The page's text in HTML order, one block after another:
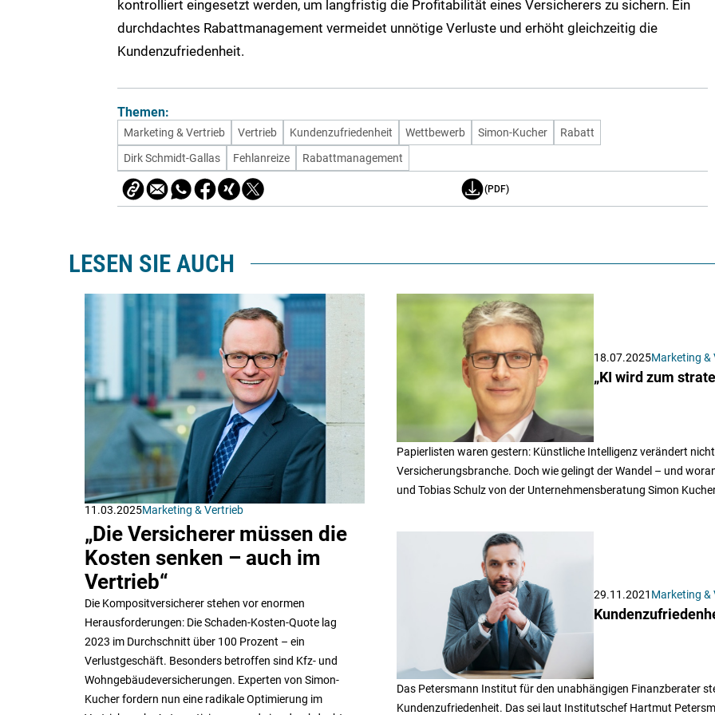
kontrolliert eingesetzt werden, um langfristig die Profitabilität eines Versicherers zu sichern. Ein
durchdachtes Rabattmanagement vermeidet unnötige Verluste und erhöht gleichzeitig die
Kundenzufriedenheit.
Themen:
Marketing & Vertrieb Vertrieb Kundenzufriedenheit Wettbewerb Simon-Kucher
Rabatt
Dirk Schmidt-Gallas
Fehlanreize Rabattmanagement
(PDF)
LESEN SIE AUCH
11.03.2025Marketing & Vertrieb
„Die Versicherer müssen die
Kosten senken – auch im
Vertrieb“
Die Kompositversicherer stehen vor enormen
Herausforderungen: Die Schaden-Kosten-Quote lag
2023 im Durchschnitt über 100 Prozent – ein
Verlustgeschäft. Besonders betroffen sind Kfz- und
Wohngebäudeversicherungen. Experten von Simon-
Kucher fordern nun eine radikale Optimierung im
18.07.2025Marketing &
„KI wird zum
Papierlisten waren gestern: Künstliche Intelligenz verändert
Versicherungsbranche. Doch wie gelingt der Wandel – und
und Tobias Schulz von der Unternehmensberatung Simon
29.11.2021 Marketing &
Das Petersmann Institut für den unabhängigen Finanzberater
Kundenzufriedenheit. Das sei laut Institutschef Hartmut